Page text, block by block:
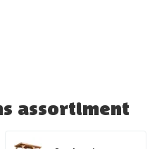
assortiment